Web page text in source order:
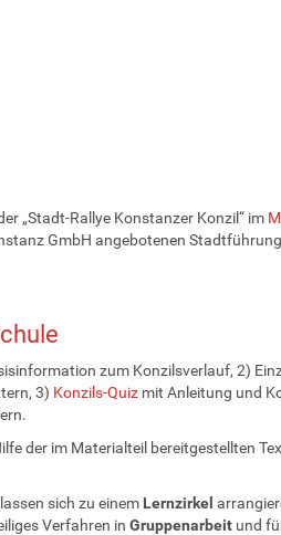
„Stadt-Rallye Konstanzer Konzil“ im
GmbH angebotenen
zum Konzilsverlauf, 2)
3) Konzils-Quizmit Anleitung und
der im Materialteil bereitgestellten
sich zu einem Lernzirkel
Verfahren in Gruppenarbeitund